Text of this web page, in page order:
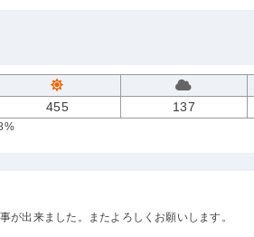
455 137
が出来ました。またよろしくお願いします。